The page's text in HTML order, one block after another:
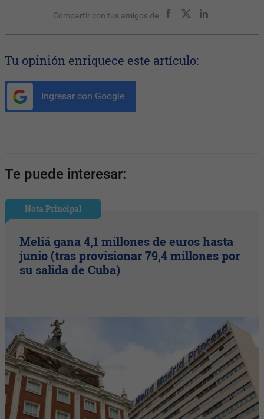
Compartir con tus amigos de
Tu opinión enriquece este artículo:
Ingresar con Google
Te puede interesar:
Nota Principal
Meliá gana 4,1 millones de euros hasta
junio (tras provisionar 79,4 millones por
su salida de Cuba)